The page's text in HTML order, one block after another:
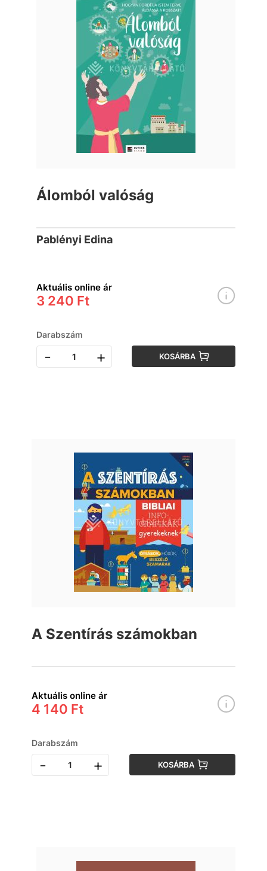
Álomból valóság
Pablényi Edina
Aktuális online ár
3 240 Ft
Darabszám
- + KOSÁRBA
A Szentírás számokban
Aktuális online ár
4 140 Ft
Darabszám
- + KOSÁRBA